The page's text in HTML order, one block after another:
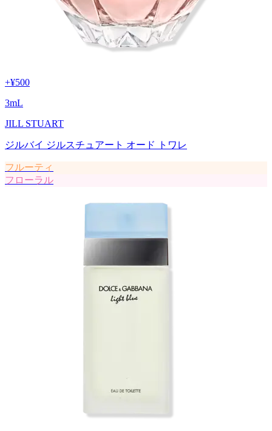
+¥500
3mL
JILL STUART
ジルバイ ジルスチュアート オード トワレ
フルーティ
フローラル